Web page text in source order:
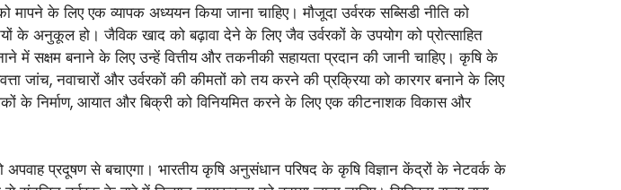
मापने के लिए एक व्यापक अध्ययन किया जाना चाहिए। मौजूदा उर्वरक सब्सिडी नीति को
के अनुकूल हो। जैविक खाद को बढ़ावा देने के लिए जैव उर्वरकों के उपयोग को प्रोत्साहित
सक्षम बनाने के लिए उन्हें वित्तीय और तकनीकी सहायता प्रदान की जानी चाहिए। कृषि के
जांच, नवाचारों और उर्वरकों की कीमतों को तय करने की प्रक्रिया को कारगर बनाने के लिए
के निर्माण, आयात और बिक्री को विनियमित करने के लिए एक कीटनाशक विकास और
प्रदूषण से बचाएगा। भारतीय कृषि अनुसंधान परिषद के कृषि विज्ञान केंद्रों के नेटवर्क के